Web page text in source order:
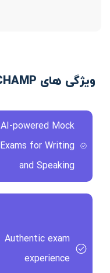
ویژگی های IELTS CHAMP
AI-powered Mock
Exams for Writing
and Speaking
Authentic exam
experience